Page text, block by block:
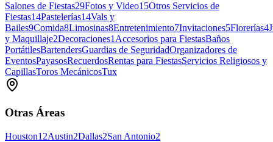
Salones de Fiestas29Fotos y Video15Otros Servicios de
Fiestas14Pastelerías14Vals y
Bailes9Comida8Limosinas8Entretenimiento7Invitaciones5Florerías4
y Maquillaje2Decoraciones1Accesorios para FiestasBaños
PortátilesBartendersGuardias de SeguridadOrganizadores de
EventosPayasosRecuerdosRentas para FiestasServicios Religiosos y
CapillasToros MecánicosTux
Otras Áreas
Houston12Austin2Dallas2San Antonio2